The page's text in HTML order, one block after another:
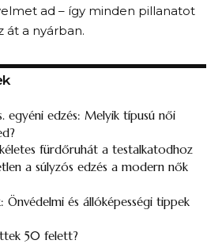
ad – így minden pillanatot
át a nyárban.
egyéni edzés: Melyik típusú női
fürdőruhát a testalkatodhoz
a súlyzós edzés a modern nők
és állóképességi tippek
50 felett​?